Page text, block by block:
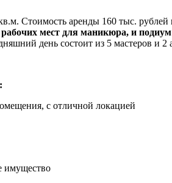
Стоимость аренды 160 тыс.
рабочих мест для маникюра, и
день состоит из 5 мастеров и 2
с отличной локацией
имущество